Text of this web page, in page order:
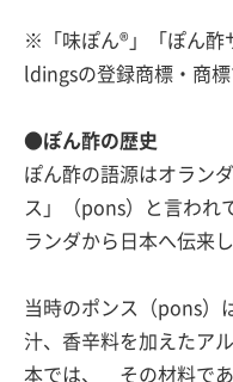
※「味ぽん®」「ぽん
ldingsの登録商標・商標
●ぽん酢の歴史
ぽん酢の語源はオラン
ス」（pons）と言われ
ランダから日本へ伝来し
当時のポンス（pons）
汁、香辛料を加えたア
本では、 その材料で